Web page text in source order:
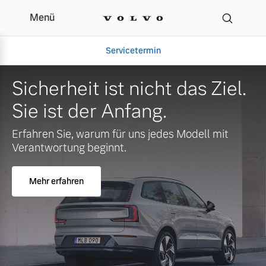
Menü
Servicetermin
Aktuelle Zubehörangebote
Volvo Gebrauchtwagenbörse
Über uns
Unser Team
Sicherheit ist nicht das Ziel.
Sie ist der Anfang.
Erfahren Sie, warum für uns jedes Modell mit
Verantwortung beginnt.
Mehr erfahren